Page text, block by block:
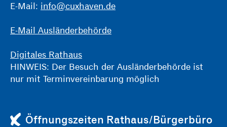
E-Mail: info@cuxhaven.de
E-Mail Ausländerbehörde
Digitales Rathaus
HINWEIS: Der Besuch der Ausländerbehörde ist
nur mit Terminvereinbarung möglich
Öffnungszeiten Rathaus/Bürgerbüro